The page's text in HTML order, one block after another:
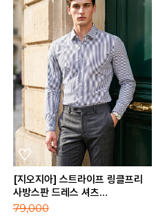
[지오지아] 스트라이프 링클프리
사방스판 드레스 셔츠
(ABE5WD1301_B)
79,000